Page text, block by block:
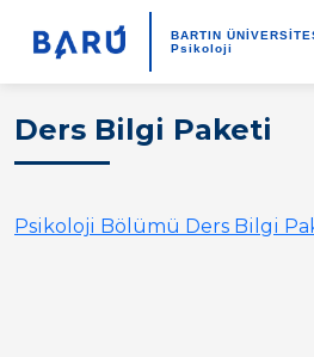
BARTIN
Psikoloji
Ders Bilgi Paketi
Psikoloji Bölümü Ders Bilgi